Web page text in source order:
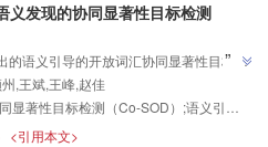
义发现的协同显著性目标检测
的语义引导的开放词汇协同显著性目标检
引入CLIP的组内一致类别生成方法，有
指定类别的局限性；结合OWLv2的开放
与SAM的通用分割优势，显著增强了模
”
,王斌,王峰,赵佳
性目标检测（Co-SOD）;语义引导;开放词汇;协同显著性目标检测框架;跨模态相似度;动态阈值自适应策略
<引用本文>